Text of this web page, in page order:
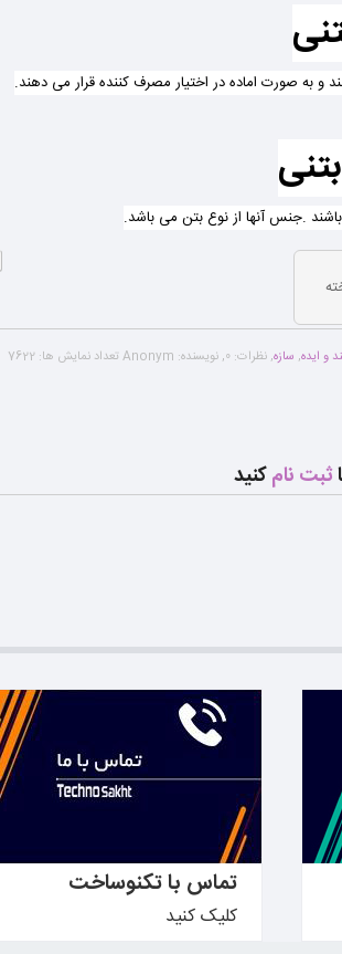
و به صورت اماده در اختیار مصرف کننده قرار می دهند.
.جنس آنها از نوع بتن می باشد.
و ایده, سازه, نظرات: 0
, نویسنده: Anonym تعداد نمایش ها:
ثبت نامکنید
بیشتر بدانید ←
تماس با تکنوساخت
کلیک کنید